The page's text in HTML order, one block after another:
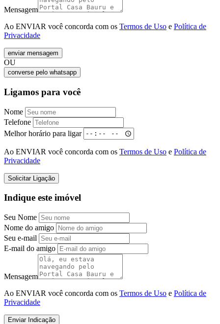
Mensagem
Ao ENVIAR você concorda com os Termos de Uso e Política de
Privacidade
enviar mensagem
OU
converse pelo whatsapp
Ligamos para você
Nome
Telefone
Melhor horário para ligar
Ao ENVIAR você concorda com os Termos de Uso e Política de
Privacidade
Solicitar Ligação
Indique este imóvel
Seu Nome
Nome do amigo
Seu e-mail
E-mail do amigo
Mensagem
Ao ENVIAR você concorda com os Termos de Uso e Política de
Privacidade
Enviar Indicação